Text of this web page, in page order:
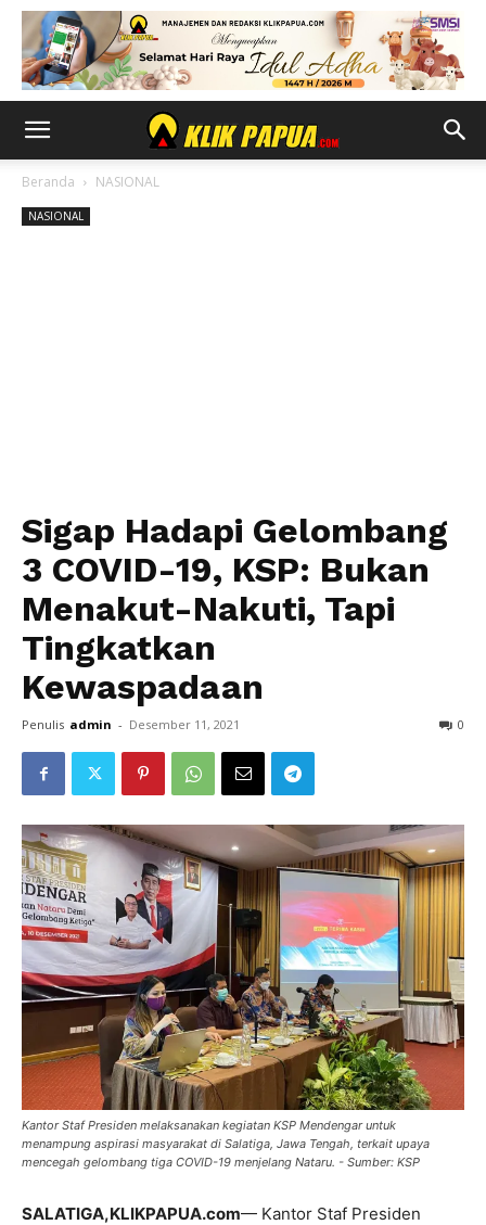
Beranda NASIONAL
NASIONAL
Sigap Hadapi Gelombang
3 COVID-19, KSP: Bukan
Menakut-Nakuti, Tapi
Tingkatkan
Kewaspadaan
Penulis admin - Desember 11, 2021 0
Kantor Staf Presiden melaksanakan kegiatan KSP Mendengar untuk
menampung aspirasi masyarakat di Salatiga, Jawa Tengah, terkait upaya
mencegah gelombang tiga COVID-19 menjelang Nataru. - Sumber: KSP
SALATIGA,KLIKPAPUA.com— Kantor Staf Presiden